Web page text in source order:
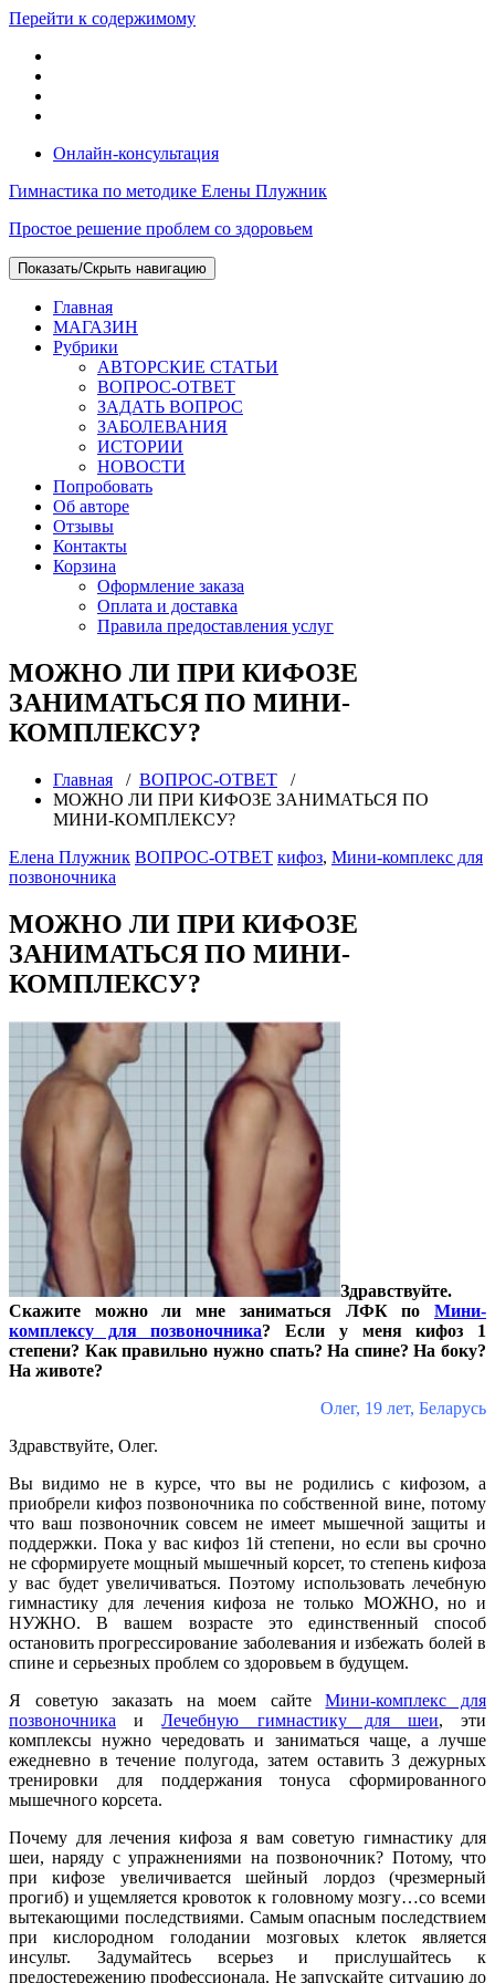
Перейти к содержимому
Онлайн-консультация
Гимнастика по методике Елены Плужник
Простое решение проблем со здоровьем
Показать/Скрыть навигацию
Главная
МАГАЗИН
Рубрики
АВТОРСКИЕ СТАТЬИ
ВОПРОС-ОТВЕТ
ЗАДАТЬ ВОПРОС
ЗАБОЛЕВАНИЯ
ИСТОРИИ
НОВОСТИ
Попробовать
Об авторе
Отзывы
Контакты
Корзина
Оформление заказа
Оплата и доставка
Правила предоставления услуг
МОЖНО ЛИ ПРИ КИФОЗЕ
ЗАНИМАТЬСЯ ПО МИНИ-
КОМПЛЕКСУ?
Главная / ВОПРОС-ОТВЕТ /
МОЖНО ЛИ ПРИ КИФОЗЕ ЗАНИМАТЬСЯ ПО
МИНИ-КОМПЛЕКСУ?
Елена Плужник ВОПРОС-ОТВЕТ кифоз, Мини-комплекс для
позвоночника
МОЖНО ЛИ ПРИ КИФОЗЕ
ЗАНИМАТЬСЯ ПО МИНИ-
КОМПЛЕКСУ?
Здравствуйте.
Скажите можно ли мне заниматься ЛФК по Мини-
комплексу для позвоночника? Если у меня кифоз 1
степени? Как правильно нужно спать? На спине? На боку?
На животе?
Олег, 19 лет, Беларусь
Здравствуйте, Олег.
Вы видимо не в курсе, что вы не родились с кифозом, а
приобрели кифоз позвоночника по собственной вине, потому
что ваш позвоночник совсем не имеет мышечной защиты и
поддержки. Пока у вас кифоз 1й степени, но если вы срочно
не сформируете мощный мышечный корсет, то степень кифоза
у вас будет увеличиваться. Поэтому использовать лечебную
гимнастику для лечения кифоза не только МОЖНО, но и
НУЖНО. В вашем возрасте это единственный способ
остановить прогрессирование заболевания и избежать болей в
спине и серьезных проблем со здоровьем в будущем.
Я советую заказать на моем сайтеМини-комплекс для
позвоночника иЛечебную гимнастику для шеи, эти
комплексы нужно чередовать и заниматься чаще, а лучше
ежедневно в течение полугода, затем оставить 3 дежурных
тренировки для поддержания тонуса сформированного
мышечного корсета.
Почему для лечения кифоза я вам советую гимнастику для
шеи, наряду с упражнениями на позвоночник? Потому, что
при кифозе увеличивается шейный лордоз (чрезмерный
прогиб) и ущемляется кровоток к головному мозгу…со всеми
вытекающими последствиями. Самым опасным последствием
при кислородном голодании мозговых клеток является
инсульт. Задумайтесь всерьез и прислушайтесь к
предостережению профессионала. Не запускайте ситуацию до